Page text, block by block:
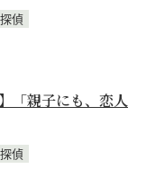
偵
「親子にも、恋人
偵